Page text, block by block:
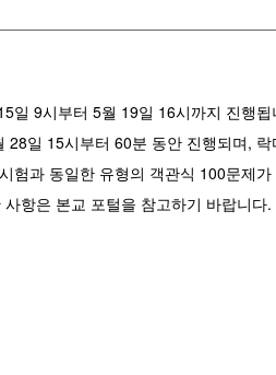
일 9시부터 5월 19일 16시까지 진행
일 15시부터 60분 동안 진행되며,
험과 동일한 유형의 객관식 100문제
항은 본교 포털을 참고하기 바랍니다.